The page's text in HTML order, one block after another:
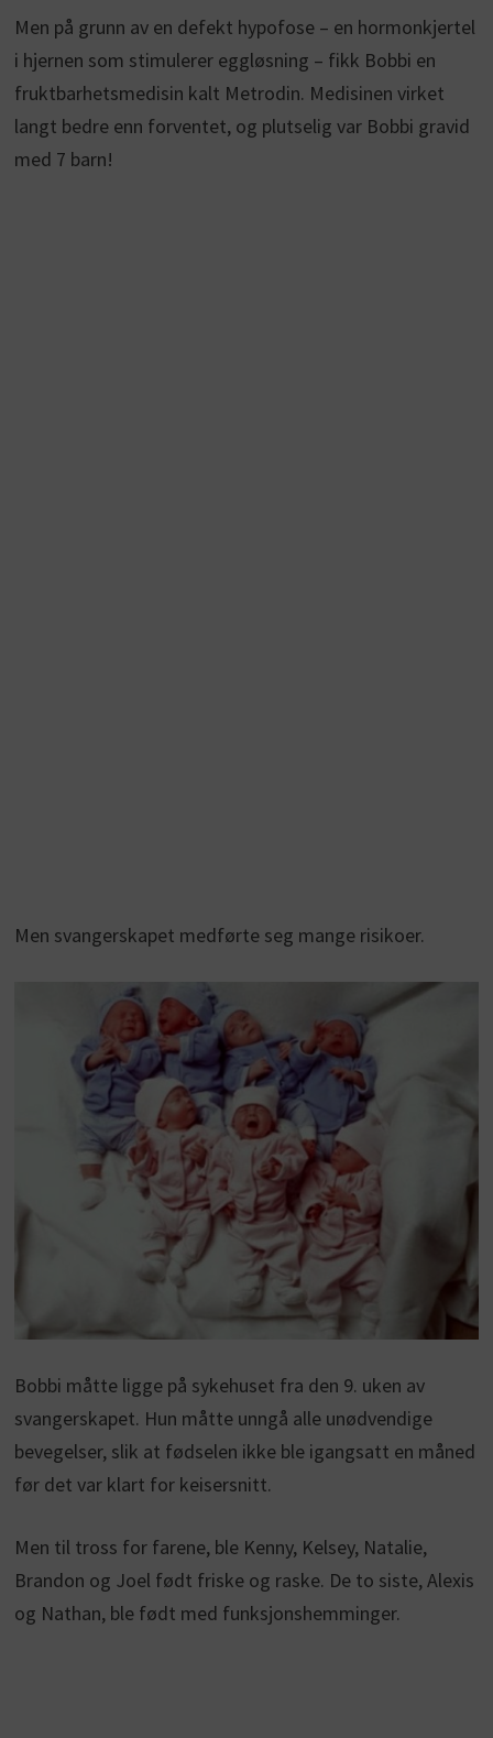
Men på grunn av en defekt hypofose – en hormonkjertel
i hjernen som stimulerer eggløsning – fikk Bobbi en
fruktbarhetsmedisin kalt Metrodin. Medisinen virket
langt bedre enn forventet, og plutselig var Bobbi gravid
med 7 barn!
Men svangerskapet medførte seg mange risikoer.
Bobbi måtte ligge på sykehuset fra den 9. uken av
svangerskapet. Hun måtte unngå alle unødvendige
bevegelser, slik at fødselen ikke ble igangsatt en måned
før det var klart for keisersnitt.
Men til tross for farene, ble Kenny, Kelsey, Natalie,
Brandon og Joel født friske og raske. De to siste, Alexis
og Nathan, ble født med funksjonshemminger.